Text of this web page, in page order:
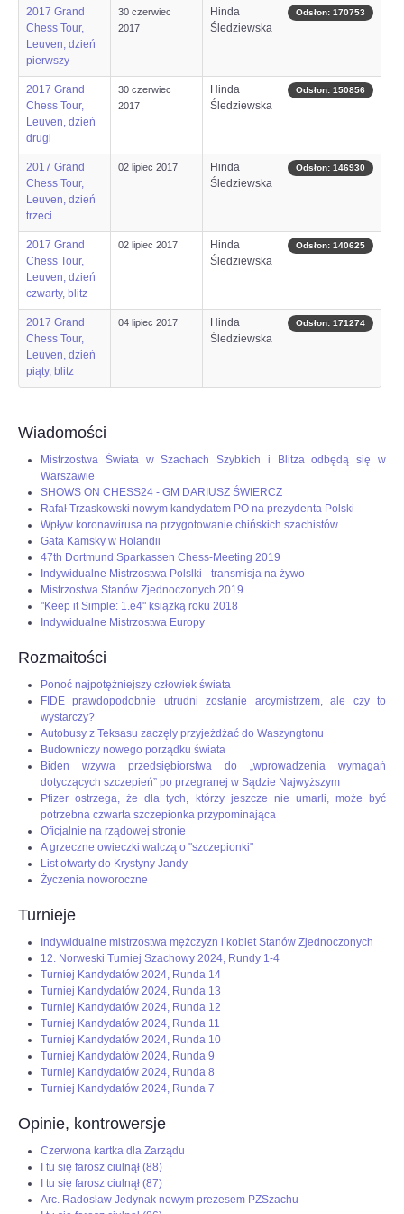
OPINIE, KONTROWERSJE
POLITYKA
FILMIKI
Z ARCHIWUM
SZACHIŚCI
ZDJĘCIA
Z KALENDARZA
2017 Grand
Chess Tour,
Leuven, dzień
pierwszy
30 czerwiec
2017
Hinda
Śledziewska
Odsłon: 170753
2017 Grand
Chess Tour,
Leuven, dzień
drugi
30 czerwiec
2017
Hinda
Śledziewska
Odsłon: 150856
2017 Grand
Chess Tour,
Leuven, dzień
trzeci
02 lipiec 2017
Hinda
Śledziewska
Odsłon: 146930
2017 Grand
Chess Tour,
Leuven, dzień
czwarty, blitz
02 lipiec 2017
Hinda
Śledziewska
Odsłon: 140625
2017 Grand
Chess Tour,
Leuven, dzień
piąty, blitz
04 lipiec 2017
Hinda
Śledziewska
Odsłon: 171274
Wiadomości
Mistrzostwa Świata w Szachach Szybkich i Blitza odbędą się w
Warszawie
SHOWS ON CHESS24 - GM DARIUSZ ŚWIERCZ
Rafał Trzaskowski nowym kandydatem PO na prezydenta Polski
Wpływ koronawirusa na przygotowanie chińskich szachistów
Gata Kamsky w Holandii
47th Dortmund Sparkassen Chess-Meeting 2019
Indywidualne Mistrzostwa Polslki - transmisja na żywo
Mistrzostwa Stanów Zjednoczonych 2019
"Keep it Simple: 1.e4" książką roku 2018
Indywidualne Mistrzostwa Europy
Rozmaitości
Ponoć najpotężniejszy człowiek świata
FIDE prawdopodobnie utrudni zostanie arcymistrzem, ale czy to
wystarczy?
Autobusy z Teksasu zaczęły przyjeżdżać do Waszyngtonu
Budowniczy nowego porządku świata
Biden wzywa przedsiębiorstwa do „wprowadzenia wymagań
dotyczących szczepień” po przegranej w Sądzie Najwyższym
Pfizer ostrzega, że dla tych, którzy jeszcze nie umarli, może być
potrzebna czwarta szczepionka przypominająca
Oficjalnie na rządowej stronie
A grzeczne owieczki walczą o "szczepionki"
List otwarty do Krystyny Jandy
Życzenia noworoczne
Turnieje
Indywidualne mistrzostwa mężczyzn i kobiet Stanów Zjednoczonych
12. Norweski Turniej Szachowy 2024, Rundy 1-4
Turniej Kandydatów 2024, Runda 14
Turniej Kandydatów 2024, Runda 13
Turniej Kandydatów 2024, Runda 12
Turniej Kandydatów 2024, Runda 11
Turniej Kandydatów 2024, Runda 10
Turniej Kandydatów 2024, Runda 9
Turniej Kandydatów 2024, Runda 8
Turniej Kandydatów 2024, Runda 7
Opinie, kontrowersje
Czerwona kartka dla Zarządu
I tu się farosz ciulnął (88)
I tu się farosz ciulnął (87)
Arc. Radosław Jedynak nowym prezesem PZSzachu